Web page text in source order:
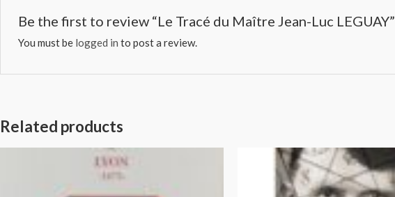
Be the first to review “Le Tracé du Maître Jean-Luc LEGUAY”
You must be logged in to post a review.
Related products